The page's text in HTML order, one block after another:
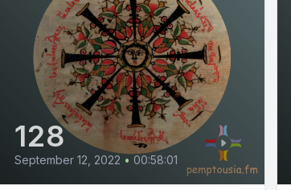
128
September 12, 2022 • 00:58:01